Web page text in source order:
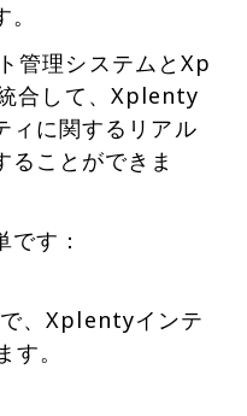
管理システムとXp
合して、Xplenty
ィに関するリアル
ることができま
す：
、Xplentyインテ
。